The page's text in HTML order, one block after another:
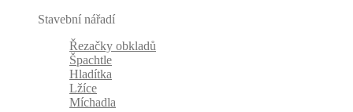
Stavební nářadí
Řezačky obkladů
Špachtle
Hladítka
Lžíce
Míchadla